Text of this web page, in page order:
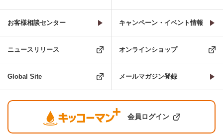
お客様相談センター キャンペーン・イベント情報
ニュースリリース オンラインショップ
Global Site メールマガジン登録
会員ログイン